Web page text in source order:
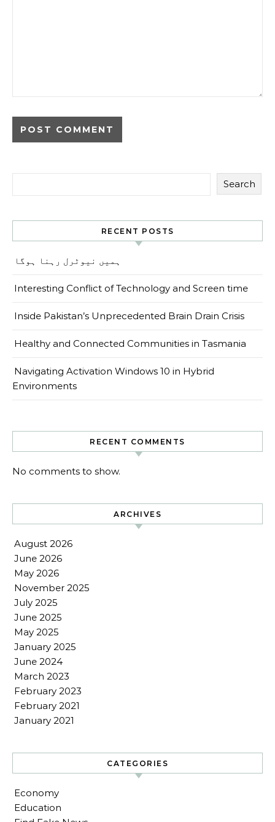
Search
RECENT POSTS
ہمیں نیوٹرل رہنا ہوگا
Interesting Conflict of Technology and Screen time
Inside Pakistan’s Unprecedented Brain Drain Crisis
Healthy and Connected Communities in Tasmania
Navigating Activation Windows 10 in Hybrid
Environments
RECENT COMMENTS
No comments to show.
ARCHIVES
August 2026
June 2026
May 2026
November 2025
July 2025
June 2025
May 2025
January 2025
June 2024
March 2023
February 2023
February 2021
January 2021
CATEGORIES
Economy
Education